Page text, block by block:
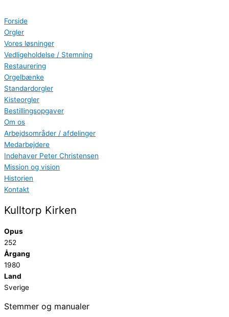
Forside
Orgler
Vores løsninger
Vedligeholdelse / Stemning
Restaurering
Orgelbænke
Standardorgler
Kisteorgler
Bestillingsopgaver
Om os
Arbejdsområder / afdelinger
Medarbejdere
Indehaver Peter Christensen
Mission og vision
Historien
Kontakt
Kulltorp Kirken
Opus
252
Årgang
1980
Land
Sverige
Stemmer og manualer